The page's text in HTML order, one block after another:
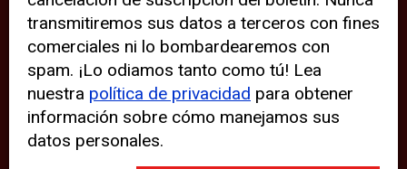
analíticas y de terceros, evitará que
terceras partes rastreen su
comportamiento en nuestro sitio
web, aunque pueden aparecer
problemas técnicos con el sitio
web. Para obtener más
transmitiremos sus datos a terceros con fines
comerciales ni lo bombardearemos con
spam. ¡Lo odiamos tanto como tú! Lea
nuestra política de privacidad para obtener
información sobre cómo manejamos sus
datos personales.